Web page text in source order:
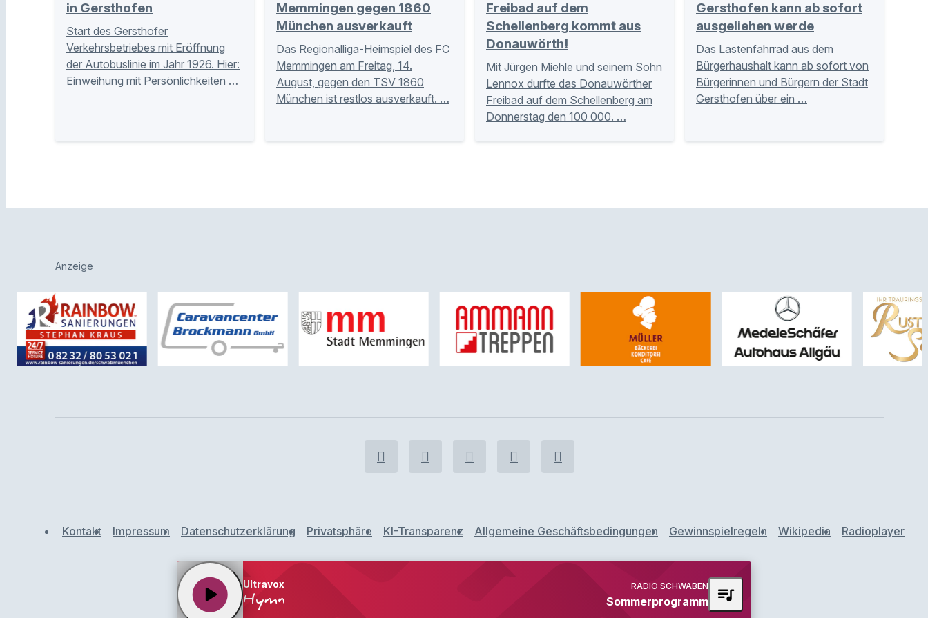
in Gersthofen
Start des Gersthofer
Verkehrsbetriebes mit Eröffnung
der Autobuslinie im Jahr 1926. Hier:
Einweihung mit Persönlichkeiten …
Memmingen gegen 1860
München ausverkauft
Das Regionalliga-Heimspiel des FC
Memmingen am Freitag, 14.
August, gegen den TSV 1860
München ist restlos ausverkauft. …
Freibad auf dem
Schellenberg kommt aus
Donauwörth!
Mit Jürgen Miehle und seinem Sohn
Lennox durfte das Donauwörther
Freibad auf dem Schellenberg am
Donnerstag den 100 000. …
Gersthofen kann ab sofort
ausgeliehen werde
Das Lastenfahrrad aus dem
Bürgerhaushalt kann ab sofort von
Bürgerinnen und Bürgern der Stadt
Gersthofen über ein …
Anzeige
Kontakt Impressum Datenschutzerklärung Privatsphäre KI-Transparenz Allgemeine Geschäftsbedingungen Gewinnspielregeln Wikipedia Radioplayer
Ultravox
Hymn
play_arrow Sommerprogramm
RADIO SCHWABEN queue_music